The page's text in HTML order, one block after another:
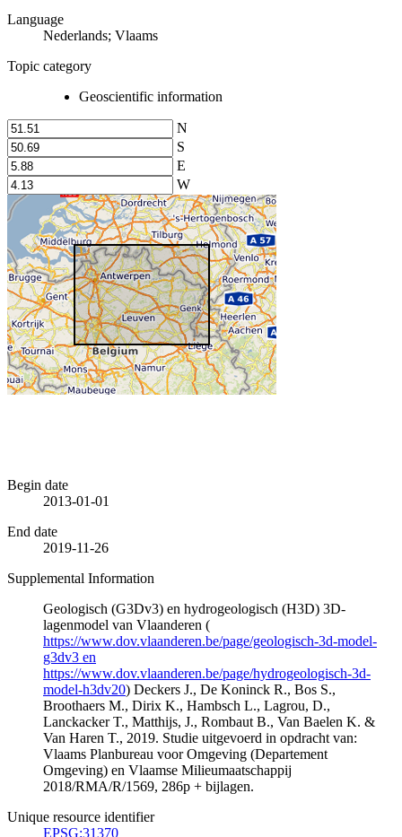
Language
Nederlands; Vlaams
Topic category
Geoscientific information
N
S
E
W
Begin date
2013-01-01
End date
2019-11-26
Supplemental Information
Geologisch (G3Dv3) en hydrogeologisch (H3D) 3D-
lagenmodel van Vlaanderen (
https://www.dov.vlaanderen.be/page/geologisch-3d-model-
g3dv3 en
https://www.dov.vlaanderen.be/page/hydrogeologisch-3d-
model-h3dv20) Deckers J., De Koninck R., Bos S.,
Broothaers M., Dirix K., Hambsch L., Lagrou, D.,
Lanckacker T., Matthijs, J., Rombaut B., Van Baelen K. &
Van Haren T., 2019. Studie uitgevoerd in opdracht van:
Vlaams Planbureau voor Omgeving (Departement
Omgeving) en Vlaamse Milieumaatschappij
2018/RMA/R/1569, 286p + bijlagen.
Unique resource identifier
EPSG:31370